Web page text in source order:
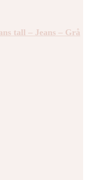
tall – Jeans – Grå